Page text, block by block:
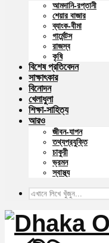
আমদানি-রপ্তানী
শেয়ার বাজার
ব্যাংক-বীমা
গার্মেন্টস
রাজস্ব
কৃষি
বিশেষ প্রতিবেদন
সাক্ষাৎকার
বিনোদন
খেলাধুলা
শিক্ষা-সাহিত্য
আরও
জীবন-যাপন
তথ্যপ্রযুক্তি
চাকুরী
ভ্রমন
স্বাস্থ্য